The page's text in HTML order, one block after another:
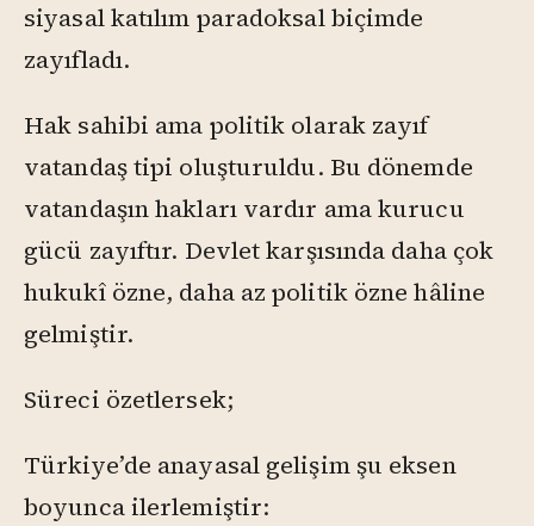
siyasal katılım paradoksal biçimde
zayıfladı.
Hak sahibi ama politik olarak zayıf
vatandaş tipi oluşturuldu. Bu dönemde
vatandaşın hakları vardır ama kurucu
gücü zayıftır. Devlet karşısında daha çok
hukukî özne, daha az politik özne hâline
gelmiştir.
Süreci özetlersek;
Türkiye’de anayasal gelişim şu eksen
boyunca ilerlemiştir: